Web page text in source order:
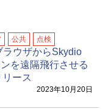
公共 点検
ラウザからSkydio
を遠隔飛行させる
ース
2023年10月20日